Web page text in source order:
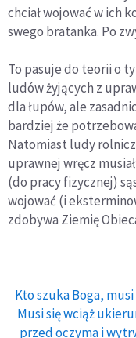
chciał wojować w ich
swego bratanka. Po
To pasuje do teorii o
ludów żyjących z
dla łupów, ale
bardziej że
Natomiast ludy
uprawnej wręcz
(do pracy fizycznej)
wojować (i
zdobywa Ziemię
Kto szuka Boga,
Musi się wciąż
przed oczyma i